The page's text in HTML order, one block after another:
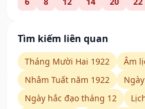
Tìm kiếm liên quan
Tháng Mười Hai 1922
Âm
Nhâm Tuất năm 1922
Ngày hắc đạo tháng 12